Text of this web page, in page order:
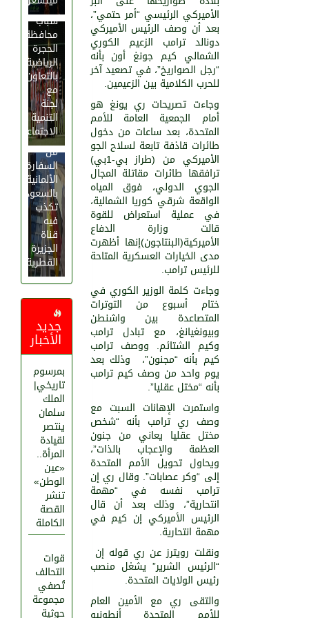
مجلس
شباب
محافظة
الحجرة
الرياضية
بالتعاون
مع
لجنة
التنمية
الاجتماعية
بيان
عاجل
من
السفارة
الألمانية
بالسعودية
تكذب
فيه
قناة
الجزيرة
القطرية
جديد
الأخبار
بمرسوم
تاريخي|
الملك
سلمان
ينتصر
لقيادة
المرأة..
«عين
الوطن»
تنشر
القصة
الكاملة
قوات
التحالف
تُصفي
مجموعة
حوثية
الأميركي الرئيسي “أمر حتمي”،
بعد أن وصف الرئيس الأميركي
دونالد ترامب الزعيم الكوري
الشمالي كيم جونغ أون بأنه
“رجل الصواريخ”، في تصعيد آخر
للحرب الكلامية بين الزعيمين.
وجاءت تصريحات ري يونغ هو
أمام الجمعية العامة للأمم
المتحدة، بعد ساعات من دخول
طائرات قاذفة تابعة لسلاح الجو
الأميركي من (طراز بي-1بي)
ترافقها طائرات مقاتلة المجال
الجوي الدولي، فوق المياه
الواقعة شرقي كوريا الشمالية،
في عملية استعراض للقوة
قالت وزارة الدفاع
الأميركية(البنتاجون)إنها أظهرت
مدى الخيارات العسكرية المتاحة
للرئيس ترامب.
وجاءت كلمة الوزير الكوري في
ختام أسبوع من التوترات
المتصاعدة بين واشنطن
وبيونغيانغ، مع تبادل ترامب
وكيم الشتائم. ووصف ترامب
كيم بأنه “مجنون”، وذلك بعد
يوم واحد من وصف كيم ترامب
بأنه “مختل عقليا”.
واستمرت الإهانات السبت مع
وصف ري ترامب بأنه “شخص
مختل عقليا يعاني من جنون
العظمة والإعجاب بالذات”،
ويحاول تحويل الأمم المتحدة
إلى “وكر عصابات”. وقال ري إن
ترامب نفسه في “مهمة
انتحارية”، وذلك بعد أن قال
الرئيس الأميركي إن كيم في
مهمة انتحارية.
ونقلت رويترز عن ري قوله إن
“الرئيس الشرير” يشغل منصب
رئيس الولايات المتحدة.
والتقى ري مع الأمين العام